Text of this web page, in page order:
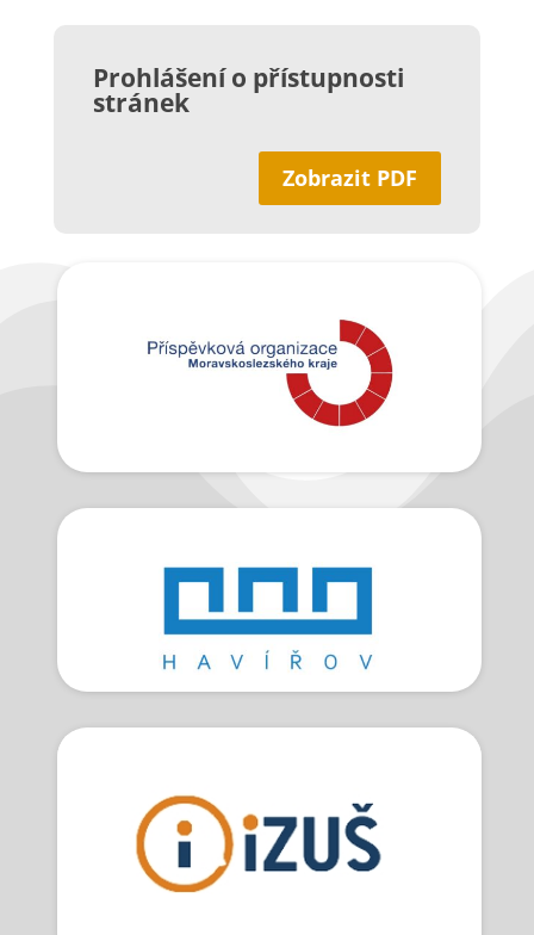
Prohlášení o přístupnosti
stránek
Zobrazit PDF